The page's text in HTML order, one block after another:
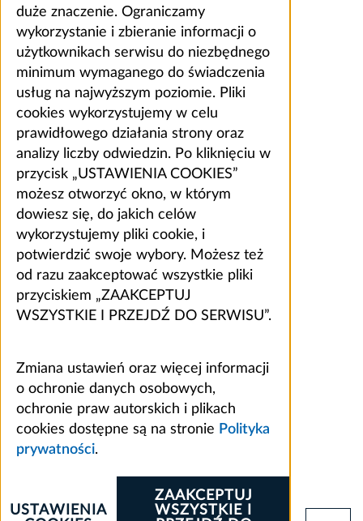
duże znaczenie. Ograniczamy
wykorzystanie i zbieranie informacji o
użytkownikach serwisu do niezbędnego
minimum wymaganego do świadczenia
usług na najwyższym poziomie. Pliki
cookies wykorzystujemy w celu
prawidłowego działania strony oraz
analizy liczby odwiedzin. Po kliknięciu w
przycisk „USTAWIENIA COOKIES”
możesz otworzyć okno, w którym
dowiesz się, do jakich celów
wykorzystujemy pliki cookie, i
potwierdzić swoje wybory. Możesz też
od razu zaakceptować wszystkie pliki
przyciskiem „ZAAKCEPTUJ
WSZYSTKIE I PRZEJDŹ DO SERWISU”.
Zmiana ustawień oraz więcej informacji
o ochronie danych osobowych,
ochronie praw autorskich i plikach
cookies dostępne są na stronie Polityka
prywatności.
ZAAKCEPTUJ
WSZYSTKIE I
USTAWIENIA